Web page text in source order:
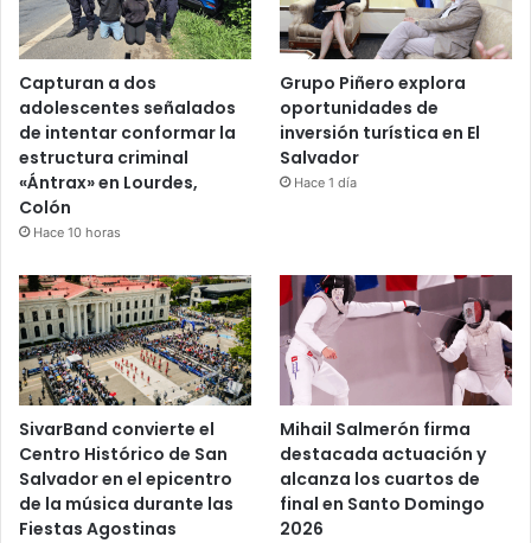
Capturan a dos
adolescentes señalados
de intentar conformar la
estructura criminal
«Ántrax» en Lourdes,
Colón
Hace 10 horas
Grupo Piñero explora
oportunidades de
inversión turística en El
Salvador
Hace 1 día
SivarBand convierte el
Centro Histórico de San
Salvador en el epicentro
de la música durante las
Fiestas Agostinas
Mihail Salmerón firma
destacada actuación y
alcanza los cuartos de
final en Santo Domingo
2026